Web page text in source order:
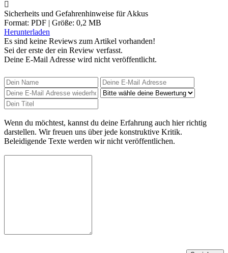
Sicherheits und Gefahrenhinweise für Akkus
Format: PDF | Größe: 0,2 MB
Herunterladen
Es sind keine Reviews zum Artikel vorhanden!
Sei der erste der ein Review verfasst.
Deine E-Mail Adresse wird nicht veröffentlicht.
Wenn du möchtest, kannst du deine Erfahrung auch hier richtig
darstellen. Wir freuen uns über jede konstruktive Kritik.
Beleidigende Texte werden wir nicht veröffentlichen.